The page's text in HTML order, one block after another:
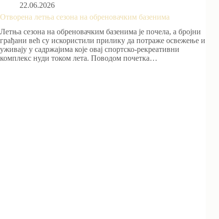
22.06.2026
Отворена летња сезона на обреновачким базенима
Летња сезона на обреновачким базенима је почела, а бројни
грађани већ су искористили прилику да потраже освежење и
уживају у садржајима које овај спортско-рекреативни
комплекс нуди током лета. Поводом почетка…